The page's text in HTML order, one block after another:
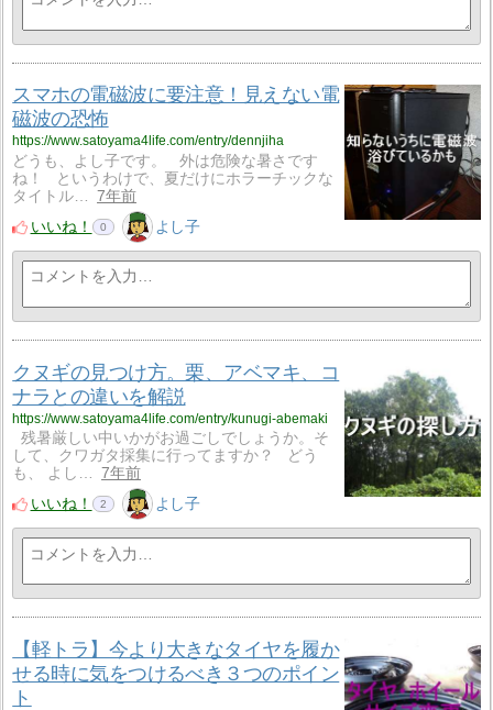
スマホの電磁波に要注意！見えない電
磁波の恐怖
https://www.satoyama4life.com/entry/dennjiha
どうも、よし子です。 外は危険な暑さです
ね！ というわけで、夏だけにホラーチックな
タイトル…
7年前
いいね！
0 よし子
クヌギの見つけ方。栗、アベマキ、コ
ナラとの違いを解説
https://www.satoyama4life.com/entry/kunugi-abemaki
残暑厳しい中いかがお過ごしでしょうか。そ
して、クワガタ採集に行ってますか？ どう
も、 よし…
7年前
いいね！
2 よし子
【軽トラ】今より大きなタイヤを履か
せる時に気をつけるべき３つのポイン
ト